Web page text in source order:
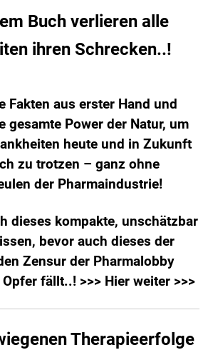
Buch verlieren alle
ihren Schrecken..!
Fakten aus erster Hand und
gesamte Power der Natur, um
heute und in Zukunft
zu trotzen – ganz ohne
der Pharmaindustrie!
dieses kompakte, unschätzbar
bevor auch dieses der
Zensur der Pharmalobby
fällt..! >>> Hier weiter >>>
Therapieerfolge